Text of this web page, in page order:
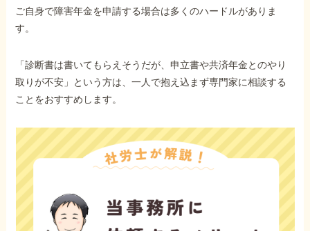
ご自身で障害年金を申請する場合は多くのハードルがありま
す。
「診断書は書いてもらえそうだが、申立書や共済年金とのやり
取りが不安」という方は、一人で抱え込まず専門家に相談する
ことをおすすめします。